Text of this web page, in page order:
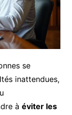
se
inattendues,
à éviter les